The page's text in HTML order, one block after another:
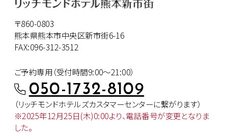
〒860-0803
熊本県熊本市中央区新市街6-16
FAX:096-312-3512
ご予約専用（受付時間9:00～21:00）
050-1732-8109
（リッチモンドホテルズカスタマーセンターに繋がります）
※2025年12月25日(木)0:00より、電話番号が変更となりま
した。